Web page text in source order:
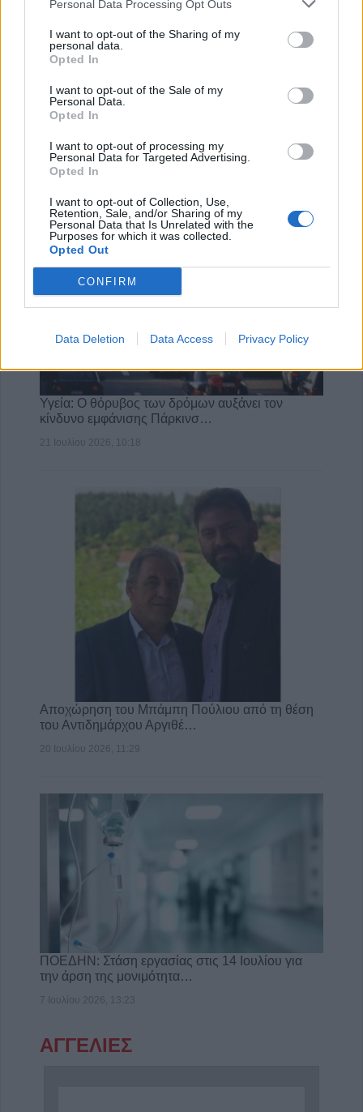
Personal Data Processing Opt Outs
I want to opt-out of the Sharing of my
personal data.
Opted In
I want to opt-out of the Sale of my
Personal Data.
Opted In
I want to opt-out of processing my
Personal Data for Targeted Advertising.
Opted In
I want to opt-out of Collection, Use,
Retention, Sale, and/or Sharing of my
Personal Data that Is Unrelated with the
Purposes for which it was collected.
Opted Out
CONFIRM
Data Deletion Data Access Privacy Policy
Επιστήμη- Υγεία: Οι οικονομικές δυσκολίες
επιταχύνουν τη γνωστικ…
24 Ιουλίου 2026, 10:19
Υγεία: Ο θόρυβος των δρόμων αυξάνει τον
κίνδυνο εμφάνισης Πάρκινσ…
21 Ιουλίου 2026, 10:18
Αποχώρηση του Μπάμπη Πούλιου από τη θέση
του Αντιδημάρχου Αργιθέ…
20 Ιουλίου 2026, 11:29
ΠΟΕΔΗΝ: Στάση εργασίας στις 14 Ιουλίου για
την άρση της μονιμότητα…
7 Ιουλίου 2026, 13:23
ΑΓΓΕΛΙΕΣ